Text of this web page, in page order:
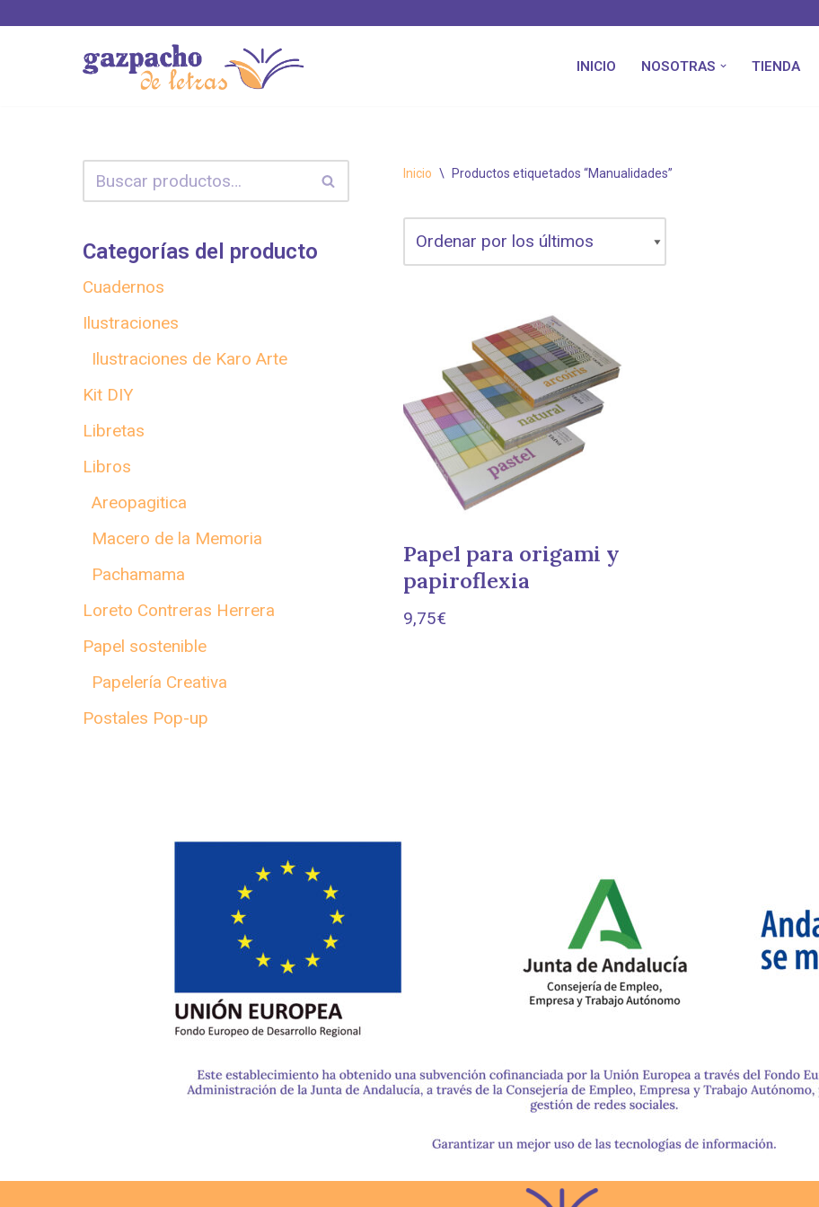
INICIO NOSOTRAS TIENDA
Categorías del producto
Cuadernos
Ilustraciones
Ilustraciones de Karo Arte
Kit DIY
Libretas
Libros
Areopagitica
Macero de la Memoria
Pachamama
Loreto Contreras Herrera
Papel sostenible
Papelería Creativa
Postales Pop-up
Inicio \ Productos etiquetados “Manualidades”
Papel para origami y
papiroflexia
9,75€